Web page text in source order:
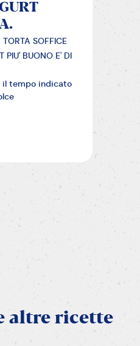
SOFFICE
PIU' BUONO E' DI
il tempo indicato
altre ricette